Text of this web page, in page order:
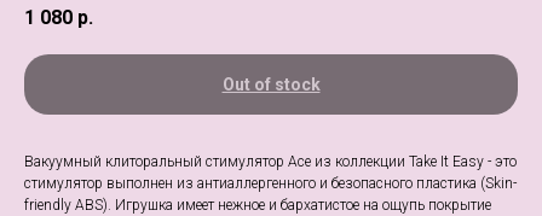
1 080 р.
Out of stock
Вакуумный клиторальный стимулятор Ace из коллекции Take It Easy - это
стимулятор выполнен из антиаллергенного и безопасного пластика (Skin-
friendly ABS). Игрушка имеет нежное и бархатистое на ощупь покрытие